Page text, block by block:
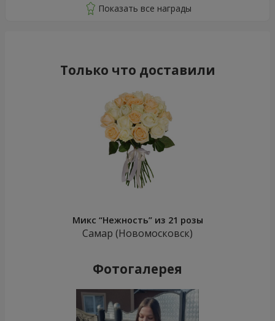
Только что доставили
Микс “Нежность” из 21 розы
Самар (Новомосковск)
Фотогалерея